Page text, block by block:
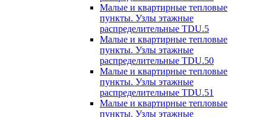
Малые и квартирные тепловые
пункты. Узлы этажные
распределительные TDU.5
Малые и квартирные тепловые
пункты. Узлы этажные
распределительные TDU.50
Малые и квартирные тепловые
пункты. Узлы этажные
распределительные TDU.51
Малые и квартирные тепловые
пункты. Узлы этажные